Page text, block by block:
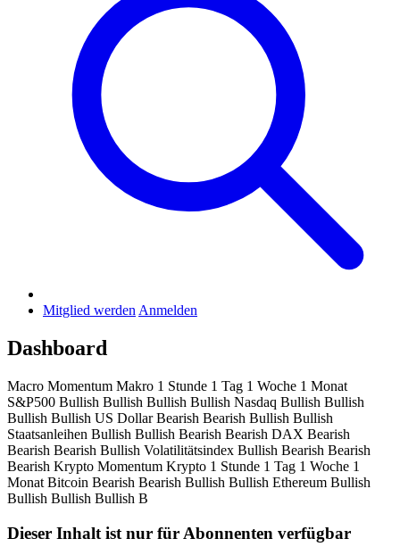
Mitglied werden Anmelden
Dashboard
Macro Momentum Makro 1 Stunde 1 Tag 1 Woche 1 Monat
S&P500 Bullish Bullish Bullish Bullish Nasdaq Bullish Bullish
Bullish Bullish US Dollar Bearish Bearish Bullish Bullish
Staatsanleihen Bullish Bullish Bearish Bearish DAX Bearish
Bearish Bearish Bullish Volatilitätsindex Bullish Bearish Bearish
Bearish Krypto Momentum Krypto 1 Stunde 1 Tag 1 Woche 1
Monat Bitcoin Bearish Bearish Bullish Bullish Ethereum Bullish
Bullish Bullish Bullish B
Dieser Inhalt ist nur für Abonnenten verfügbar